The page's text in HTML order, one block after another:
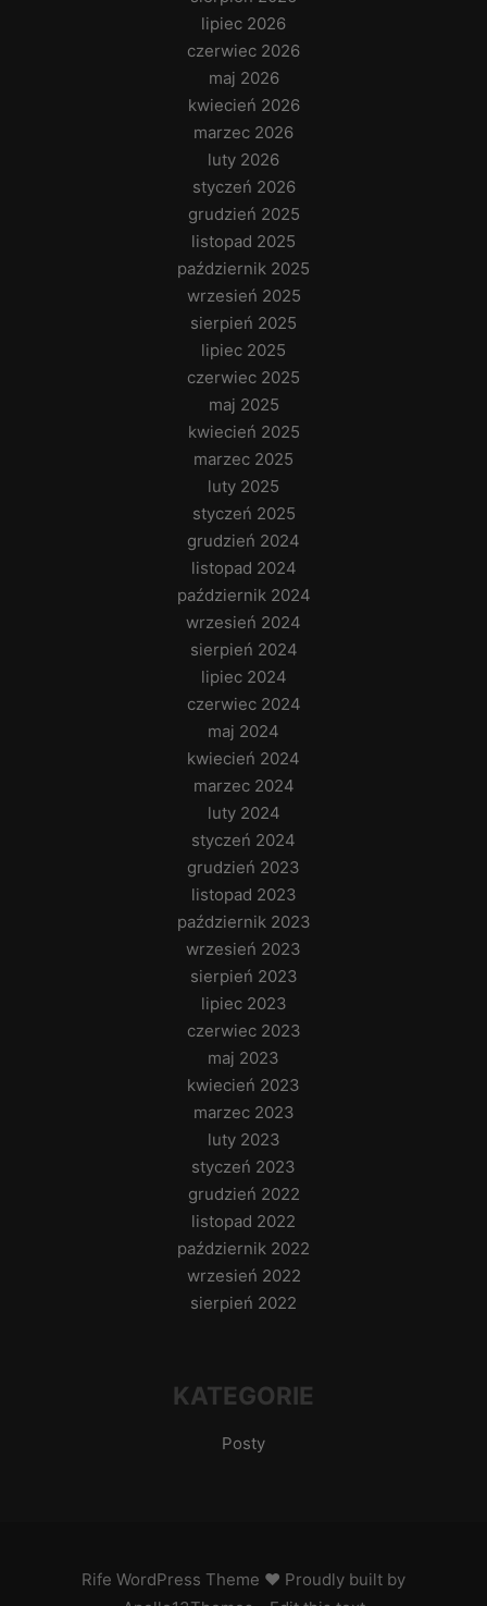
lipiec 2026
czerwiec 2026
maj 2026
kwiecień 2026
marzec 2026
luty 2026
styczeń 2026
grudzień 2025
listopad 2025
październik 2025
wrzesień 2025
sierpień 2025
lipiec 2025
czerwiec 2025
maj 2025
kwiecień 2025
marzec 2025
luty 2025
styczeń 2025
grudzień 2024
listopad 2024
październik 2024
wrzesień 2024
sierpień 2024
lipiec 2024
czerwiec 2024
maj 2024
kwiecień 2024
marzec 2024
luty 2024
styczeń 2024
grudzień 2023
listopad 2023
październik 2023
wrzesień 2023
sierpień 2023
lipiec 2023
czerwiec 2023
maj 2023
kwiecień 2023
marzec 2023
luty 2023
styczeń 2023
grudzień 2022
listopad 2022
październik 2022
wrzesień 2022
sierpień 2022
KATEGORIE
Posty
Rife WordPress Theme ♥ Proudly built by